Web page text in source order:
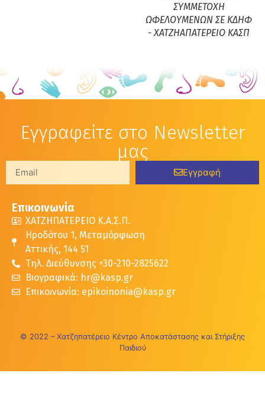
ΣΥΜΜΕΤΟΧΗ
ΩΦΕΛΟΥΜΕΝΩΝ ΣΕ ΚΔΗΦ
- ΧΑΤΖΗΑΠΑΤΕΡΕΙΟ ΚΑΣΠ
Εγγραφείτε στο Newsletter
μας
Εγγραφή
Επικοινωνία
ΧΑΤΖΗΠΑΤΕΡΕΙΟ Κ.Α.Σ.Π.
Ηροδότου 1, Μεταμόρφωση
Αττικής, 144 51
Τηλ. Διεύθυνσης +30-210-2825622
Βιογραφικά: hr@kasp.gr
Επικοινωνία: epikoinonia@kasp.gr
© 2022 – Χατζηπατέρειο Κέντρο Αποκατάστασης και Στήριξης
Παιδιού